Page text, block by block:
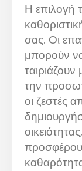
Η επιλογή
σας. Οι
μπορούν
την
οι ζεστές